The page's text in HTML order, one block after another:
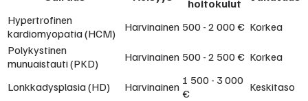
hoitokulut
Hypertrofinen
kardiomyopatia (HCM)
Harvinainen 500 - 2 000 € Korkea
Polykystinen
munuaistauti (PKD)
Harvinainen 500 - 2 500 € Korkea
Lonkkadysplasia (HD) Harvinainen 1 500 - 3 000
€
Keskitaso